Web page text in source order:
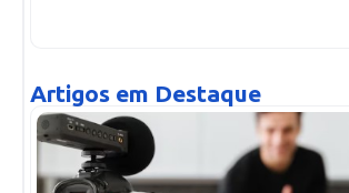
Artigos em Destaque